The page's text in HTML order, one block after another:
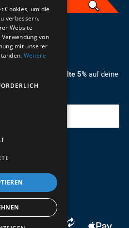
an und erhalte 5% auf deine
Cookies, um die
verbessern.
Website
von
mit unserer
Weitere